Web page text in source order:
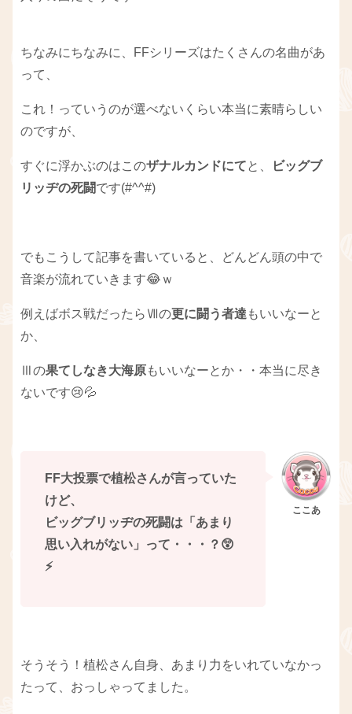
ちなみにちなみに、FFシリーズはたくさんの名曲があ
って、
これ！っていうのが選べないくらい本当に素晴らしい
のですが、
すぐに浮かぶのはこのザナルカンドにてと、
ビッグブ
リッヂの死闘です(#^^#)
でもこうして記事を書いていると、どんどん頭の中で
音楽が流れていきます😂ｗ
例えばボス戦だったらⅦの更に闘う者達 もいいなーと
か、
Ⅲの果てしなき大海原もいいなーとか・・本当に尽き
ないです😢💦
FF大投票で植松さんが言っていた
けど、
ビッグブリッヂの死闘は「あまり
思い入れがない」って・・・？😲
⚡
そうそう！植松さん自身、あまり力をいれていなかっ
たって、おっしゃってました。